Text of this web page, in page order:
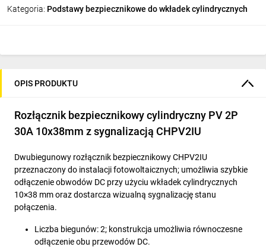
Kategoria: Podstawy bezpiecznikowe do wkładek cylindrycznych
OPIS PRODUKTU
Rozłącznik bezpiecznikowy cylindryczny PV 2P
30A 10x38mm z sygnalizacją CHPV2IU
Dwubiegunowy rozłącznik bezpiecznikowy CHPV2IU
przeznaczony do instalacji fotowoltaicznych; umożliwia szybkie
odłączenie obwodów DC przy użyciu wkładek cylindrycznych
10×38 mm oraz dostarcza wizualną sygnalizację stanu
połączenia.
Liczba biegunów: 2; konstrukcja umożliwia równoczesne
odłączenie obu przewodów DC.